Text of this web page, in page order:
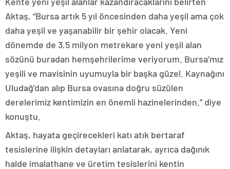
Aktaş, “Bursa artık 5 yıl öncesinden daha yeşil ama çok
daha yeşil ve yaşanabilir bir şehir olacak. Yeni
dönemde de 3,5 milyon metrekare yeni yeşil alan
sözünü buradan hemşehrilerime veriyorum. Bursa’mız
yeşili ve mavisinin uyumuyla bir başka güzel. Kaynağını
Uludağ’dan alıp Bursa ovasına doğru süzülen
derelerimiz kentimizin en önemli hazinelerinden.” diye
konuştu.
Aktaş, hayata geçirecekleri katı atık bertaraf
tesislerine ilişkin detayları anlatarak, ayrıca dağınık
halde imalathane ve üretim tesislerini kentin